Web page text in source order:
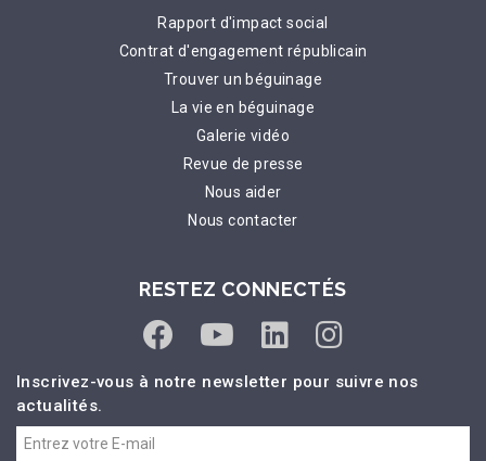
Rapport d'impact social
Contrat d'engagement républicain
Trouver un béguinage
La vie en béguinage
Galerie vidéo
Revue de presse
Nous aider
Nous contacter
RESTEZ CONNECTÉS
Inscrivez-vous à notre newsletter pour suivre nos
actualités.